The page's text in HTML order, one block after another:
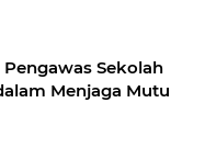
Sekolah
Menjaga Mutu